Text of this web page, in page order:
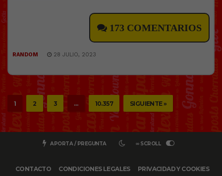
173 COMENTARIOS
RANDOM 28 JULIO, 2023
1 2 3 … 10.357 SIGUIENTE »
APORTA / PREGUNTA ∞ SCROLL
CONTACTO CONDICIONES LEGALES PRIVACIDAD Y COOKIES